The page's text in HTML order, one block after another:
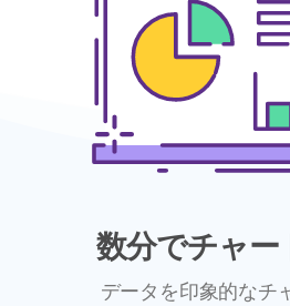
数分でチャー
データを印象的なチ